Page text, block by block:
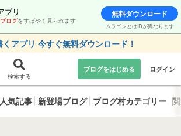
プリ
ログをすばやく見られます
無料ダウンロード
ムラゴンとはIDが異なります
アプリ 今すぐ無料ダウンロード！
検索する
ブログをはじめる ログイン
人気記事 新登場ブログ ブログ村カテゴリー